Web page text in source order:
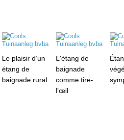
Le plaisir d’un
étang de
baignade rural
L'étang de
baignade
comme tire-
l'œil